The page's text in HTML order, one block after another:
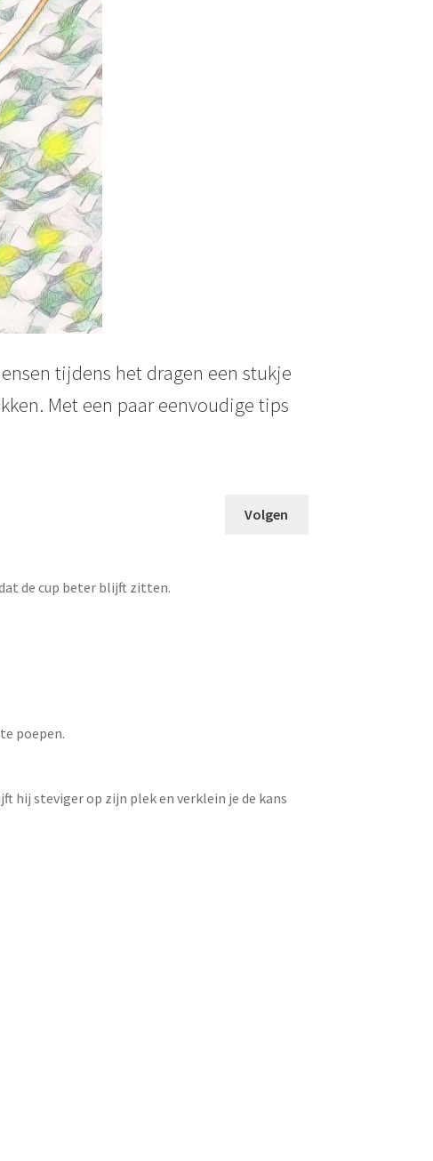
tijdens het dragen een stukje
Met een paar eenvoudige tips
Volgen
de cup beter blijft zitten.
poepen.
hij steviger op zijn plek en verklein je de kans